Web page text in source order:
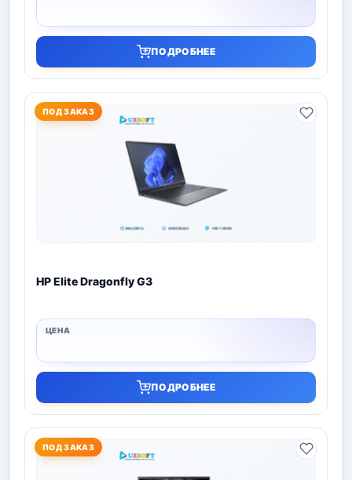
ПОДРОБНЕЕ
ПОД ЗАКАЗ
HP Elite Dragonfly G3
ПОДРОБНЕЕ
ПОД ЗАКАЗ